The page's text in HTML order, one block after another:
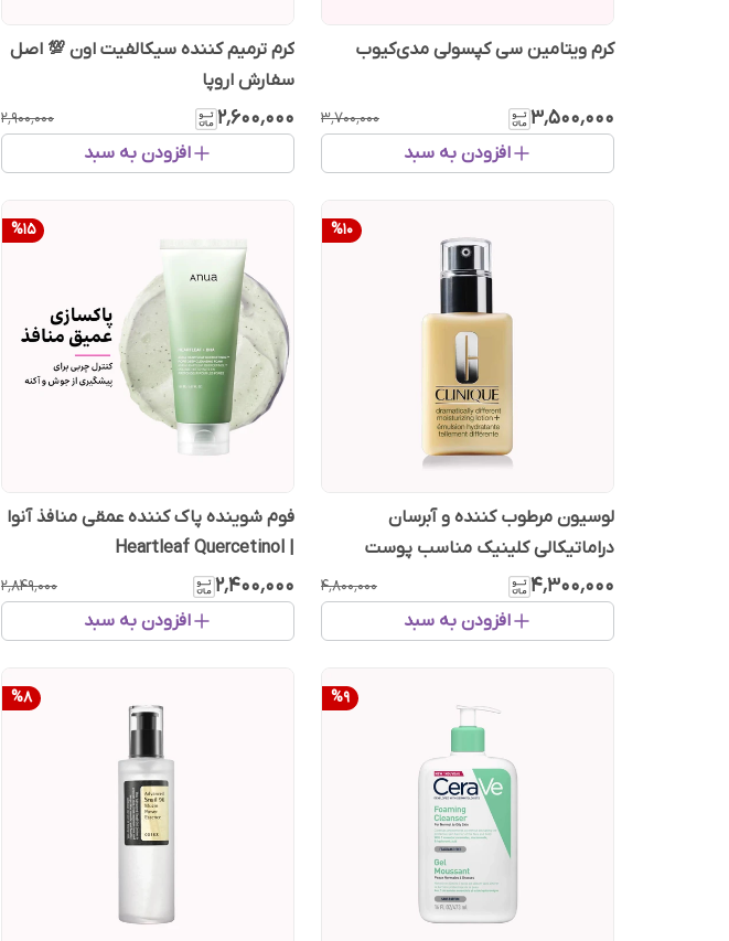
کرم ویتامین سی کپسولی مدی‌کیوب
۳٬۵۰۰٬۰۰۰ ۳٬۷۰۰٬۰۰۰
افزودن به سبد
کرم ترمیم کننده سیکالفیت اون 💯 اصل
سفارش اروپا
۲٬۶۰۰٬۰۰۰ ۲٬۹۰۰٬۰۰۰
افزودن به سبد
%10
لوسیون مرطوب کننده و آبرسان
دراماتیکالی کلینیک مناسب پوست
خشک حجم 125 میل سفارش انگلستان
۴٬۳۰۰٬۰۰۰ ۴٬۸۰۰٬۰۰۰
افزودن به سبد
%15
فوم شوینده پاک کننده عمقی منافذ آنوا
۲٬۴۰۰٬۰۰۰ ۲٬۸۴۹٬۰۰۰
افزودن به سبد
%9
%8